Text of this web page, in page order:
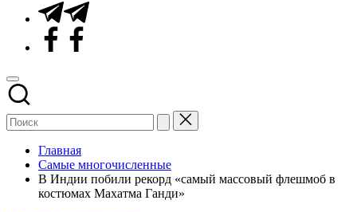
Telegram
Facebook
Главная
Самые многочисленные
В Индии побили рекорд «самый массовый флешмоб в
костюмах Махатма Ганди»